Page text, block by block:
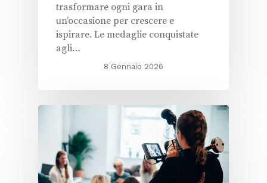
trasformare ogni gara in
un’occasione per crescere e
ispirare. Le medaglie conquistate
agli…
8 Gennaio 2026